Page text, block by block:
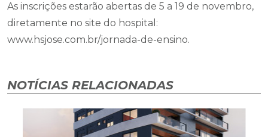
As inscrições estarão abertas de 5 a 19 de novembro,
diretamente no site do hospital:
www.hsjose.com.br/jornada-de-ensino.
NOTÍCIAS RELACIONADAS